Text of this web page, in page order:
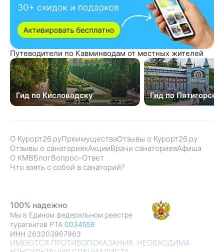
Путеводители по Кавминводам от местных жителей
Гид по Кисловодску Гид по Пятигорску
О Курорт26.руПреимуществаОтзывы о Курорт26.ру
Отзывы о санаторияхАкцииВрачи санаториевАфиша
О КМВБлогВопрос–Ответ
Что взять с собой в санаторий?
ИМЕЮТСЯ ПРОТИВОПОКАЗАНИЯ. НЕОБХОДИМА
100% надежно
Мы в Едином федеральном реестре
турагентов РТА 0034559
ИНН 263203967963